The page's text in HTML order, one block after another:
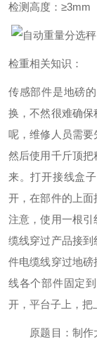
检测高度：≥3mm
检重相关知识：
传感部件是地磅
换，不然很难确
呢，维修人员需要
然后使用千斤顶
来。打开接线盒
开，在部件的上面
注意，使用一根
缆线穿过产品接
件电缆线穿过地
线各个部件固定
开，平台子上，把
原题目：制作大